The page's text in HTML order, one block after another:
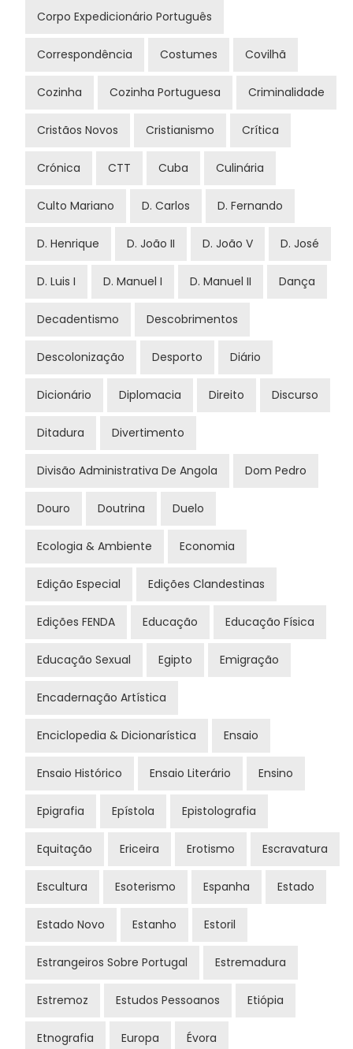
Corpo Expedicionário Português
Correspondência Costumes Covilhã
Cozinha Cozinha Portuguesa Criminalidade
Cristãos Novos Cristianismo Crítica
Crónica CTT Cuba Culinária
Culto Mariano D. Carlos D. Fernando
D. Henrique D. João II D. João V D. José
D. Luis I D. Manuel I D. Manuel II Dança
Decadentismo Descobrimentos
Descolonização Desporto Diário
Dicionário Diplomacia Direito Discurso
Ditadura Divertimento
Divisão Administrativa De Angola Dom Pedro
Douro Doutrina Duelo
Ecologia & Ambiente Economia
Edição Especial Edições Clandestinas
Edições FENDA Educação Educação Física
Educação Sexual Egipto Emigração
Encadernação Artística
Enciclopedia & Dicionarística Ensaio
Ensaio Histórico Ensaio Literário Ensino
Epigrafia Epístola Epistolografia
Equitação Ericeira Erotismo Escravatura
Escultura Esoterismo Espanha Estado
Estado Novo Estanho Estoril
Estrangeiros Sobre Portugal Estremadura
Estremoz Estudos Pessoanos Etiópia
Etnografia Europa Évora